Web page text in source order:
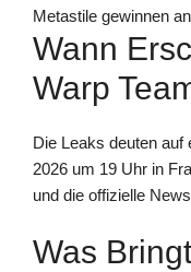
Metastile gewinnen
Wann
Warp
Die Leaks deuten auf
2026 um 19 Uhr in
und die offizielle
Was